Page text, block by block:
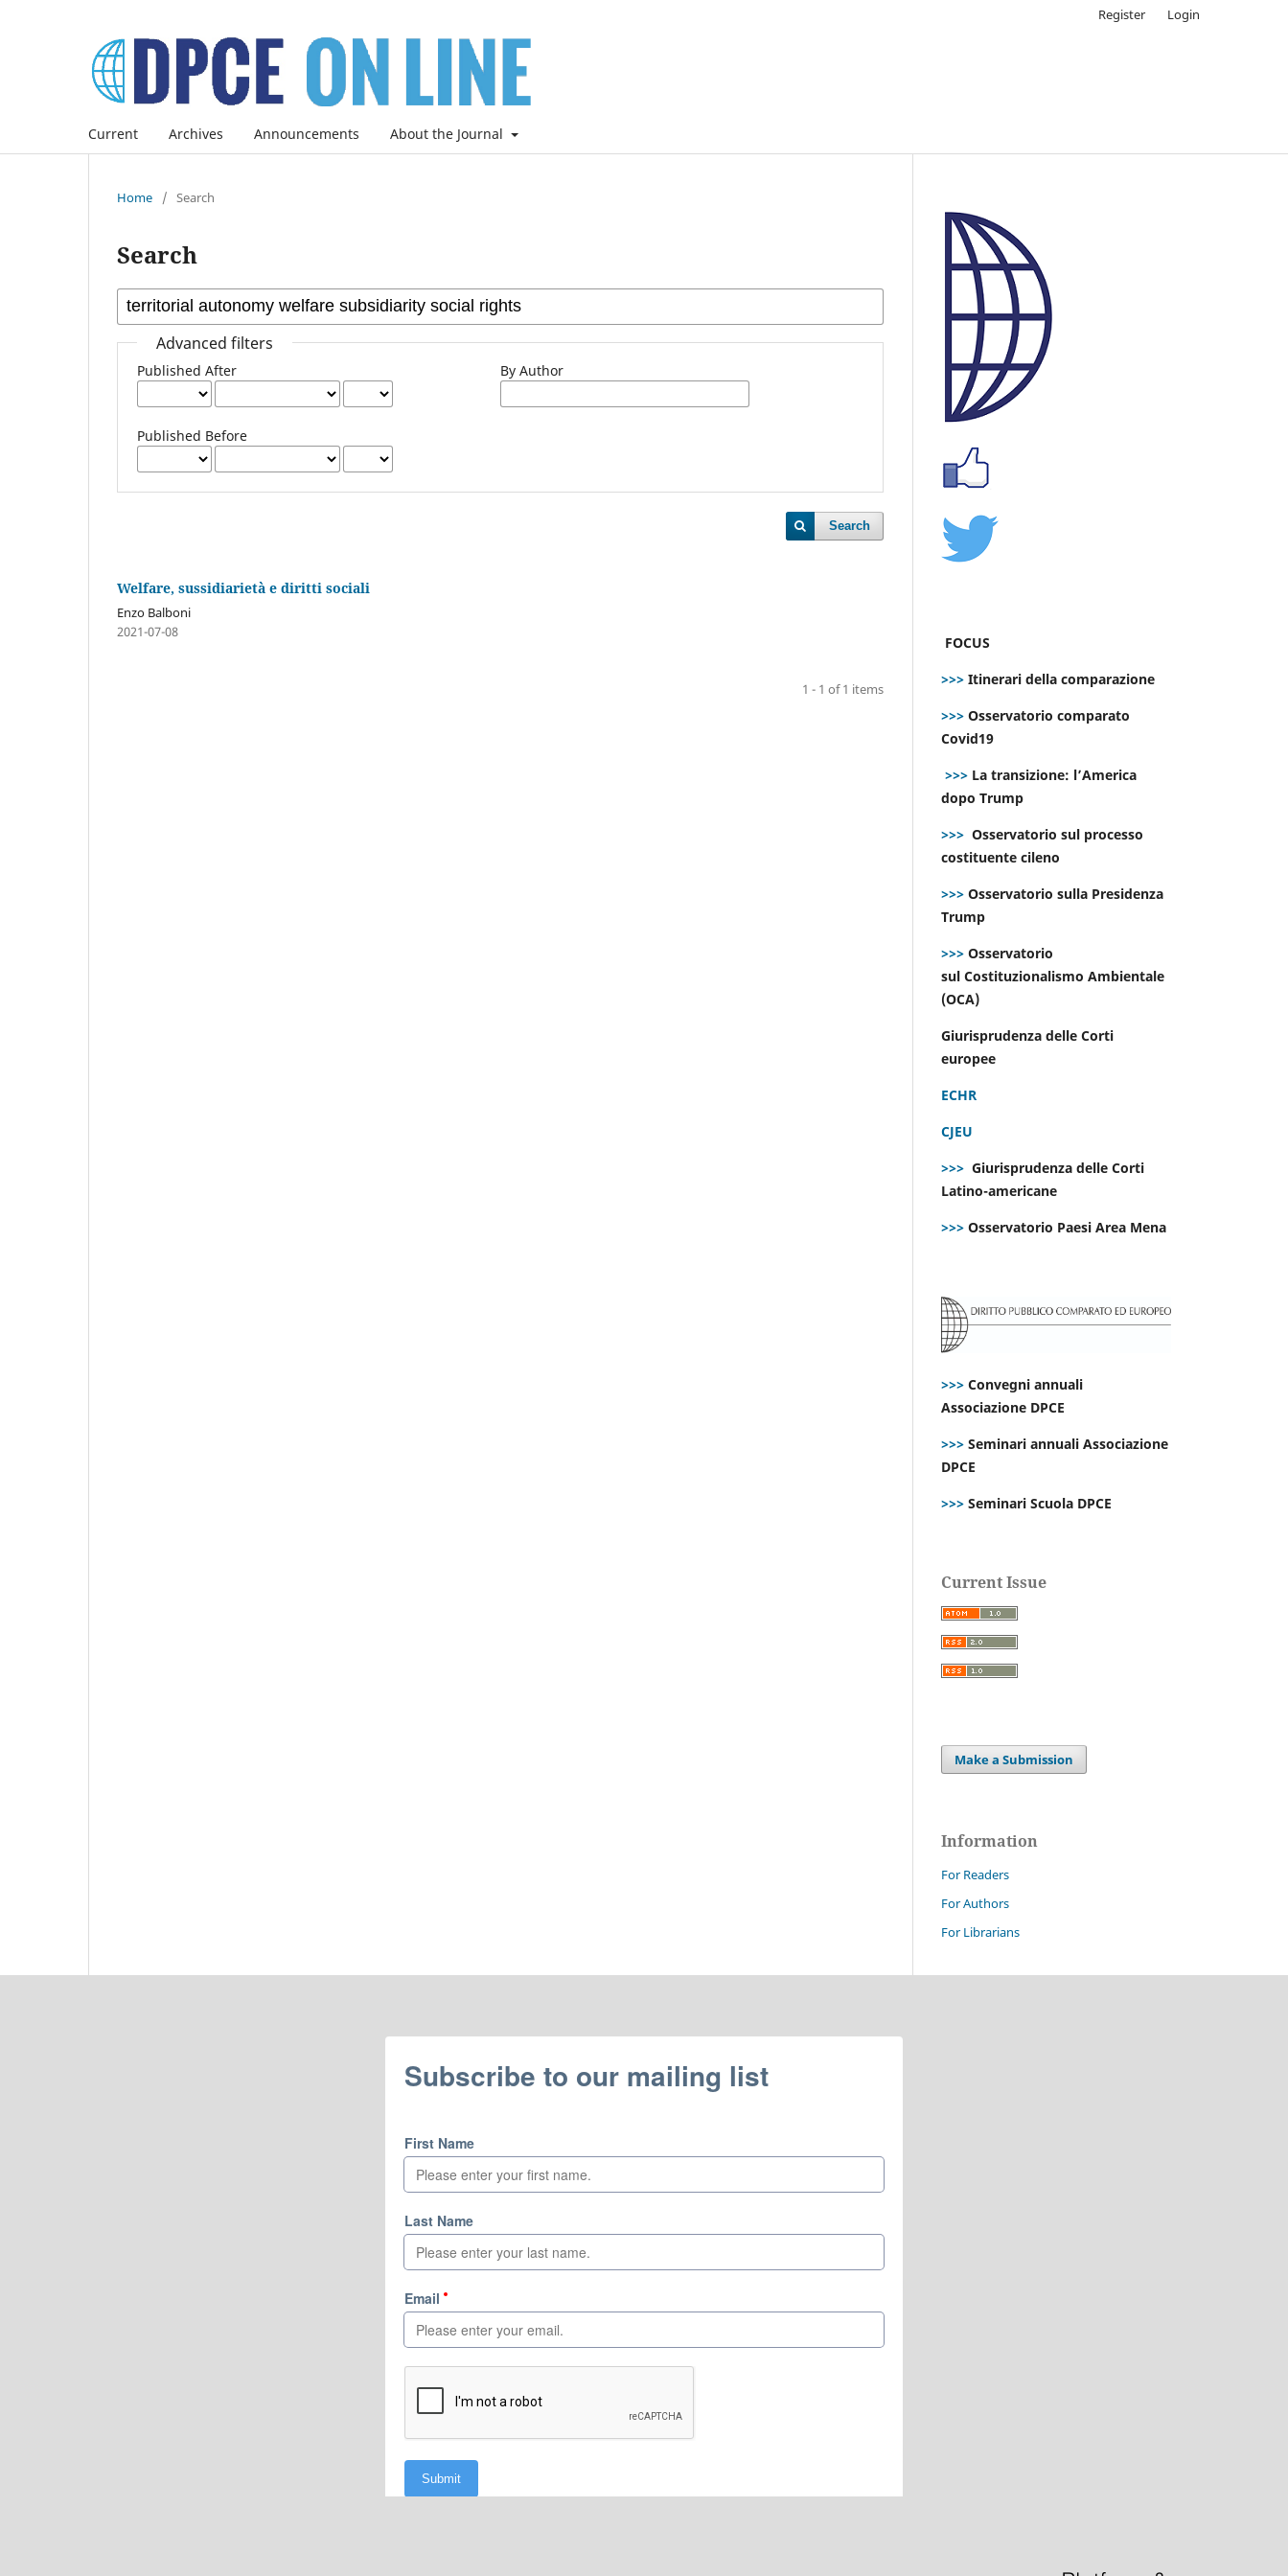
Current Archives Announcements About the Journal
Register Login
Home / Search
Search
Advanced filters
Published After
Published Before
By Author
Search
Welfare, sussidiarietà e diritti sociali
Enzo Balboni
2021-07-08
1 - 1 of 1 items
FOCUS
>>> Itinerari della comparazione
>>> Osservatorio comparato
Covid19
>>> La transizione: l’America
dopo Trump
>>> Osservatorio sul processo
costituente cileno
>>> Osservatorio sulla Presidenza
Trump
>>> Osservatorio
sul Costituzionalismo Ambientale
(OCA)
Giurisprudenza delle Corti
europee
ECHR
CJEU
>>> Giurisprudenza delle Corti
Latino-americane
>>> Osservatorio Paesi Area Mena
>>> Convegni annuali
Associazione DPCE
>>> Seminari annuali Associazione
DPCE
>>> Seminari Scuola DPCE
Current Issue
Make a Submission
Information
For Readers
For Authors
For Librarians